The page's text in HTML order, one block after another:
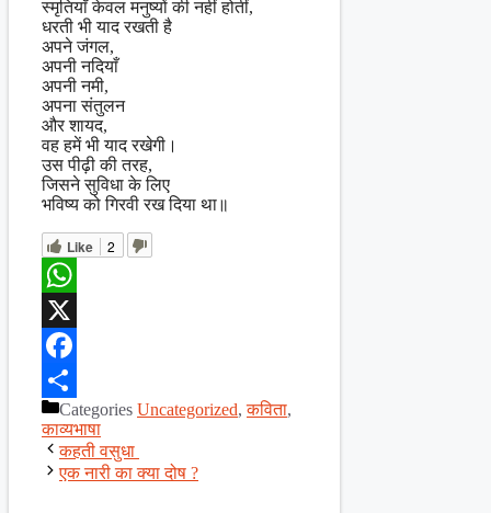
स्मृतियाँ केवल मनुष्यों की नहीं होतीं,
धरती भी याद रखती है
अपने जंगल,
अपनी नदियाँ
अपनी नमी,
अपना संतुलन
और शायद,
वह हमें भी याद रखेगी।
उस पीढ़ी की तरह,
जिसने सुविधा के लिए
भविष्य को गिरवी रख दिया था॥
Like 2
WhatsApp
X
Facebook
ShareCategories Uncategorized,कविता,
काव्यभाषा
कहती वसुधा
एक नारी का क्या दोष ?